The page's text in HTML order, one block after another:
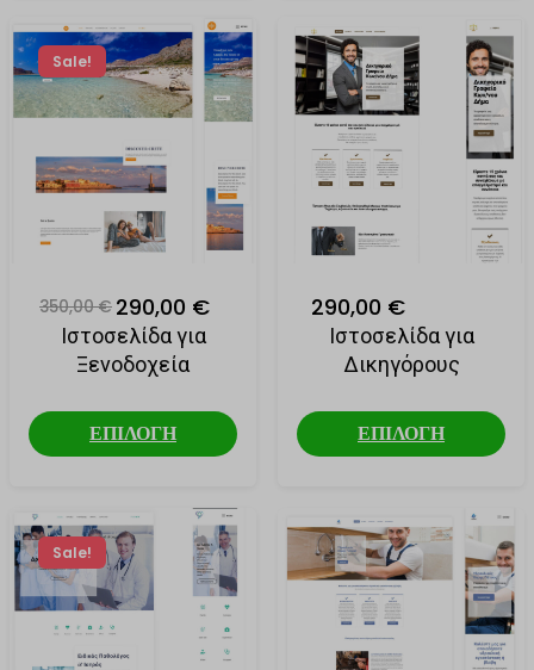
Sale!
350,00 € 290,00 €
Ιστοσελίδα για
Ξενοδοχεία
ΕΠΙΛΟΓΗ
290,00 €
Ιστοσελίδα για
Δικηγόρους
ΕΠΙΛΟΓΗ
Sale!